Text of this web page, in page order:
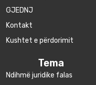
GJEDNJ
Kontakt
Kushtet e përdorimit
Tema
Ndihmë juridike falas